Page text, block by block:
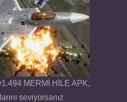
MERMİ HİLE APK,
seviyorsanız